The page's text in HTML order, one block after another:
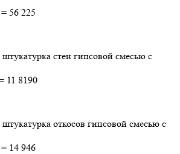
= 56 225
стен гипсовой смесью с
11 8190
откосов гипсовой смесью с
= 14 946